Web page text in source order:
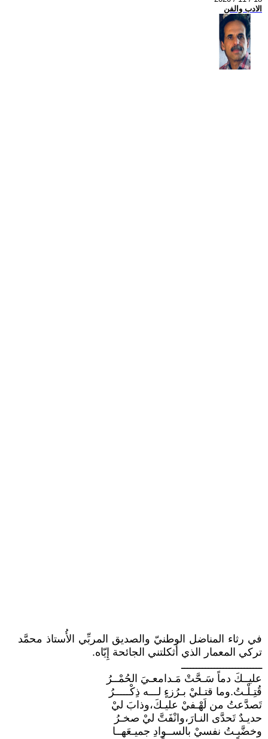
الادب والفن
في رثاء المناضل الوطنيّ والصديق المربِّي الأُستاذ محمَّد
تركي المعمار الذي أَثكلتني الجائحة إِيّاه.
ـــــــــــــــــــــــــــ
عليــكَ دماً سَـحَّتْ مَـدامعـيَ الحُمْــرُ
قُتِـلْـتُ.وما قتـليْ بـرُزءٍ لـــه ذِكْـــــرُ
تَصدَّعتُ من لَهْـفيْ عليـكَ،وذابَ ليْ
حديـدٌ تَحدَّى النـارَ،وانْفَتَّ ليْ صخـرُ
وخضَّبـتُ نفسيْ بالســوادِ جميـعَهــا